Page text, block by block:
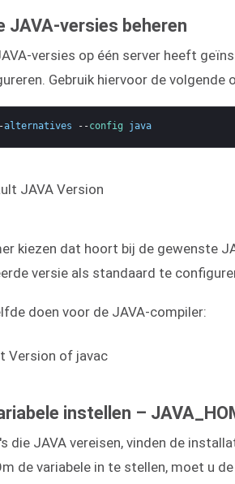
JAVA-versies beheren
versies op één server heeft
Gebruik hiervoor de volgende
alternatives --config java
kiezen dat hoort bij de gewenste
versie als standaard te
doen voor de JAVA-compiler:
instellen –
die JAVA vereisen, vinden de
de variabele in te stellen, moet u